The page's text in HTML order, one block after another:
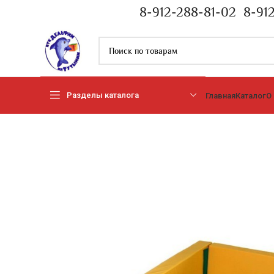
8-912-288-81-02 8-
Разделы каталога ГлавнаяКаталогО